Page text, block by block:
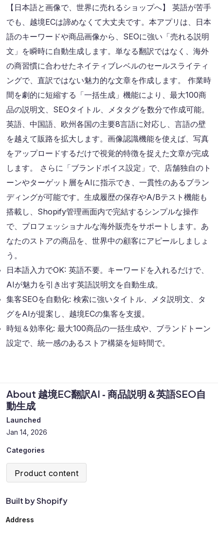
About 越境EC翻訳AI ‑ 商品説明＆英語SEO自
動生成
Launched
Jan 14, 2026
Categories
Product content
Built by Shopify
Address
【日本語と画像で、世界に売れるショップへ】 英語が苦手
でも、越境ECは諦めなくて大丈夫です。本アプリは、日本
語のキーワードや商品画像から、SEOに強い「売れる説明
文」を瞬時に自動生成します。単なる翻訳ではなく、海外
の商習慣に合わせたネイティブレベルのセールスライティ
ングで、直訳ではない魅力的な文章を作成します。 作業時
間を劇的に短縮する「一括生成」機能により、最大100商
品の説明文、SEOタイトル、メタタグを数分で作成可能。
英語、中国語、欧州各国の主要8言語に対応し、言語の壁
を越えて販路を拡大します。画像認識機能を使えば、写真
をアップロードするだけで視覚的特徴を捉えた文章が完成
します。 さらに「ブランドボイス設定」で、店舗独自のト
ーンやターゲット層をAIに指示でき、一貫性のあるブラン
ディングが可能です。生成履歴の保存やA/Bテスト機能も
搭載し、Shopify管理画面内で完結するシンプルな操作
で、プロフェッショナルな海外販売をサポートします。あ
なたのストアの商品を、世界中の顧客にアピールしましょ
う。
日本語入力でOK: 英語不要。キーワードを入れるだけで、
AIが魅力を引き出す英語説明文を自動生成。
集客SEOを自動化: 検索に強いタイトル、メタ説明文、タ
グをAIが提案し、越境ECの集客を支援。
時短＆効率化: 最大100商品の一括生成や、ブランドトーン
設定で、統一感のあるストア構築を短時間で。